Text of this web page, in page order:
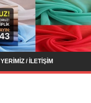
YERIMIZ / İLETIŞIM